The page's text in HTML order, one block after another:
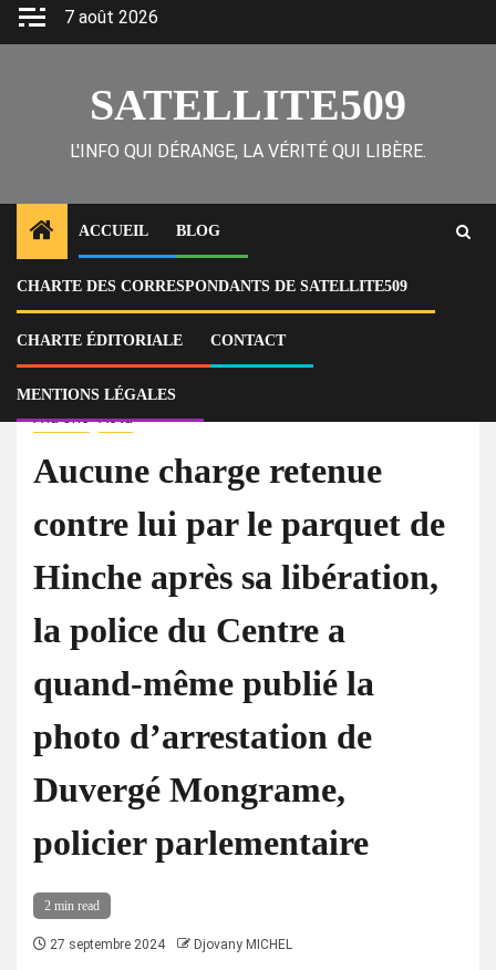
Skip
7 août 2026
SATELLITE509
L'INFO QUI DÉRANGE, LA VÉRITÉ QUI LIBÈRE.
ACCUEIL BLOG
CHARTE DES CORRESPONDANTS DE SATELLITE509
CHARTE ÉDITORIALE CONTACT
MENTIONS LÉGALES
Home
Actu
Aucune charge retenue contre lui par le parquet de Hinche après sa
libération, la police du Centre a quand-même publié la photo
À la Une Actu
Aucune charge retenue
contre lui par le parquet de
Hinche après sa libération,
la police du Centre a
quand-même publié la
photo d’arrestation de
Duvergé Mongrame,
policier parlementaire
2 min read
27 septembre 2024 Djovany MICHEL